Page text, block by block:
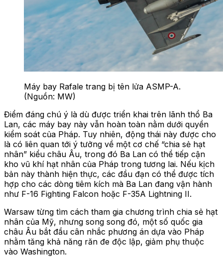
Máy bay Rafale trang bị tên lửa ASMP-A.
(Nguồn: MW)
Điểm đáng chú ý là dù được triển khai trên lãnh thổ Ba
Lan, các máy bay này vẫn hoàn toàn nằm dưới quyền
kiểm soát của Pháp. Tuy nhiên, động thái này được cho
là có liên quan tới ý tưởng về một cơ chế “chia sẻ hạt
nhân” kiểu châu Âu, trong đó Ba Lan có thể tiếp cận
kho vũ khí hạt nhân của Pháp trong tương lai. Nếu kịch
bản này thành hiện thực, các đầu đạn có thể được tích
hợp cho các dòng tiêm kích mà Ba Lan đang vận hành
như F-16 Fighting Falcon hoặc F-35A Lightning II.
Warsaw từng tìm cách tham gia chương trình chia sẻ hạt
nhân của Mỹ, nhưng song song đó, một số quốc gia
châu Âu bắt đầu cân nhắc phương án dựa vào Pháp
nhằm tăng khả năng răn đe độc lập, giảm phụ thuộc
vào Washington.